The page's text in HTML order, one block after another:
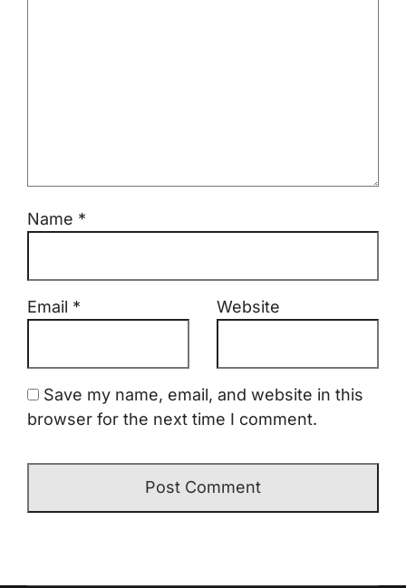
Name *
Email * Website
Save my name, email, and website in this
browser for the next time I comment.